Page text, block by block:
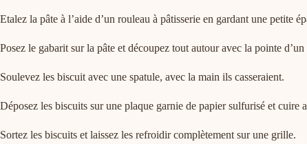
Etalez la pâte à l’aide d’un rouleau à pâtisserie en gardant une petite
Posez le gabarit sur la pâte et découpez tout autour avec la pointe d’un
Soulevez les biscuit avec une spatule, avec la main ils casseraient.
Déposez les biscuits sur une plaque garnie de papier sulfurisé et
Sortez les biscuits et laissez les refroidir complètement sur une grille.